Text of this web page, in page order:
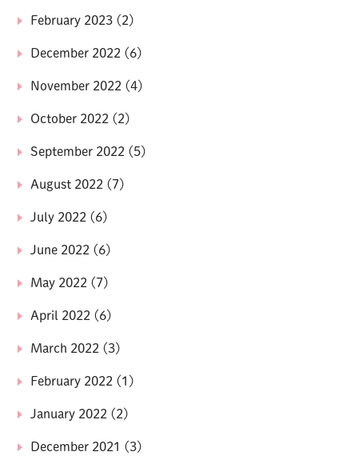
February 2023 (2)
December 2022 (6)
November 2022 (4)
October 2022 (2)
September 2022 (5)
August 2022 (7)
July 2022 (6)
June 2022 (6)
May 2022 (7)
April 2022 (6)
March 2022 (3)
February 2022 (1)
January 2022 (2)
December 2021 (3)